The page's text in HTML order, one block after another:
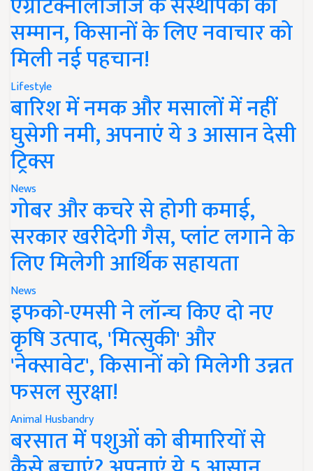
सम्मान, किसानों के लिए नवाचार को
मिली नई पहचान!
Lifestyle
बारिश में नमक और मसालों में नहीं
घुसेगी नमी, अपनाएं ये 3 आसान देसी
ट्रिक्स
News
गोबर और कचरे से होगी कमाई,
सरकार खरीदेगी गैस, प्लांट लगाने के
लिए मिलेगी आर्थिक सहायता
News
इफको-एमसी ने लॉन्च किए दो नए
कृषि उत्पाद, 'मित्सुकी' और
'नेक्सावेट', किसानों को मिलेगी उन्नत
फसल सुरक्षा!
Animal Husbandry
बरसात में पशुओं को बीमारियों से